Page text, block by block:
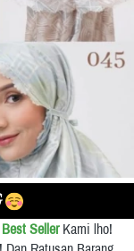
Best Seller Kami lho!